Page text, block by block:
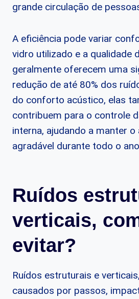
grande circulação de
A eficiência pode variar
vidro utilizado e a qualidade
geralmente oferecem uma
redução de até 80% dos
do conforto acústico, elas
contribuem para o controle
interna, ajudando a manter
agradável durante todo o
Ruídos
verticais,
evitar?
Ruídos estruturais e
causados por passos,